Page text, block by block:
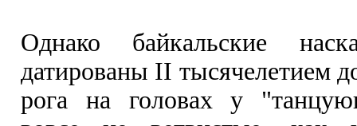
Однако байкальские
датированы II тысячелетием
рога на головах у